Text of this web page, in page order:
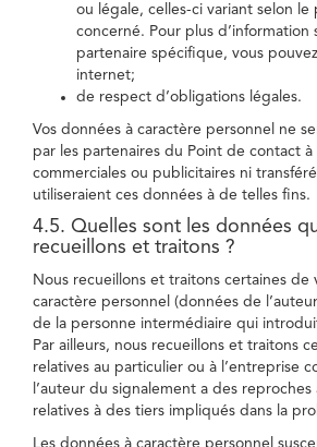
ou légale, celles-ci variant selon le
concerné. Pour plus d’information
partenaire spécifique, vous
internet;
de respect d’obligations légales.
Vos données à caractère personnel ne
par les partenaires du Point de contact à
commerciales ou publicitaires ni
utiliseraient ces données à de telles fins.
4.5. Quelles sont les données
recueillons et traitons ?
Nous recueillons et traitons certaines de
caractère personnel (données de
de la personne intermédiaire qui
Par ailleurs, nous recueillons et traitons
relatives au particulier ou à l’entreprise
l’auteur du signalement a des reproches
relatives à des tiers impliqués dans la
Les données à caractère personnel